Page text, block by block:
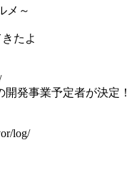
メ～
たよ
発事業予定者が決定！
log/